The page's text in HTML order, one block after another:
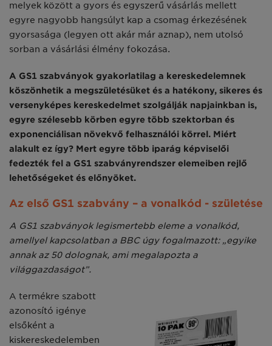
melyek között a gyors és egyszerű vásárlás mellett
egyre nagyobb hangsúlyt kap a csomag érkezésének
gyorsasága (legyen ott akár már aznap), nem utolsó
sorban a vásárlási élmény fokozása.
A GS1 szabványok gyakorlatilag a kereskedelemnek
köszönhetik a megszületésüket és a hatékony, sikeres és
versenyképes kereskedelmet szolgálják napjainkban is,
egyre szélesebb körben egyre több szektorban és
exponenciálisan növekvő felhasználói körrel. Miért
alakult ez így? Mert egyre több iparág képviselői
fedezték fel a GS1 szabványrendszer elemeiben rejlő
lehetőségeket és előnyöket.
Az első GS1 szabvány – a vonalkód - születése
A GS1 szabványok legismertebb eleme a vonalkód,
amellyel kapcsolatban a BBC úgy fogalmazott: „egyike
annak az 50 dolognak, ami megalapozta a
világgazdaságot”.
A termékre szabott
azonosító igénye
elsőként a
kiskereskedelemben